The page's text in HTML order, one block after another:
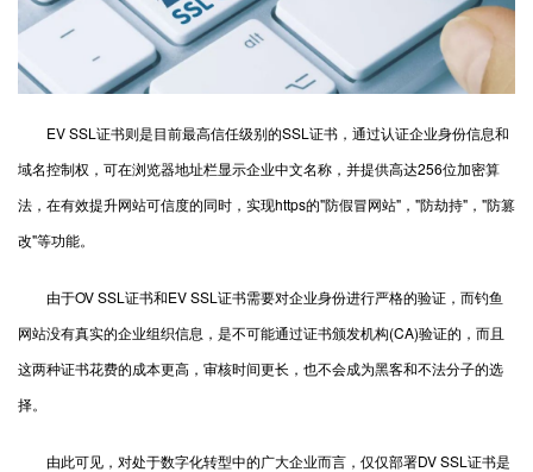
EV SSL证书则是目前最高信任级别的SSL证书，通过认证企业身份信息和
域名控制权，可在浏览器地址栏显示企业中文名称，并提供高达256位加密算
法，在有效提升网站可信度的同时，实现https的"防假冒网站"，"防劫持"，"防篡
改"等功能。
由于OV SSL证书和EV SSL证书需要对企业身份进行严格的验证，而钓鱼
网站没有真实的企业组织信息，是不可能通过证书颁发机构(CA)验证的，而且
这两种证书花费的成本更高，审核时间更长，也不会成为黑客和不法分子的选
择。
由此可见，对处于数字化转型中的广大企业而言，仅仅部署DV SSL证书是